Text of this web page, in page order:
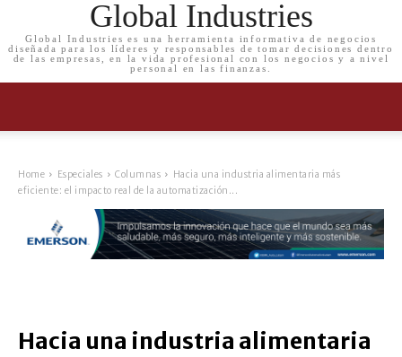
Global Industries
Global Industries es una herramienta informativa de negocios
diseñada para los líderes y responsables de tomar decisiones dentro
de las empresas, en la vida profesional con los negocios y a nivel
personal en las finanzas.
Home Especiales Columnas
Hacia una industria alimentaria más
eficiente: el impacto real de la automatización...
Hacia una industria alimentaria